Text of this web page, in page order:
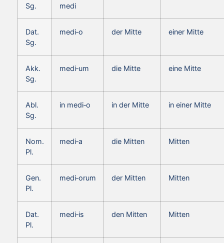
Sg.
medi
Dat.
Sg.
medi‑o der Mitte einer Mitte
Akk.
Sg.
medi‑um die Mitte eine Mitte
Abl.
Sg.
in medi‑o in der Mitte in einer Mitte
Nom.
Pl.
medi‑a die Mitten Mitten
Gen.
Pl.
medi‑orum der Mitten Mitten
Dat.
Pl.
medi‑is den Mitten Mitten